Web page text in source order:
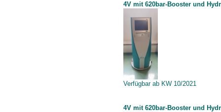
4V mit 620bar-Booster und
Verfügbar ab KW 10/2021
4V mit 620bar-Booster und